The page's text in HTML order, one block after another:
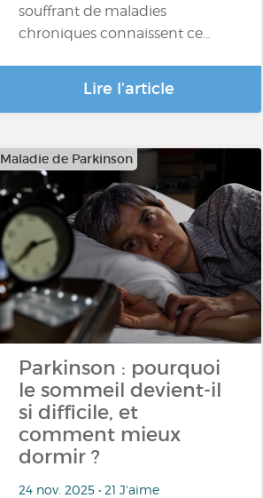
souffrant de maladies
chroniques connaissent ce…
Lire l'article
Maladie de Parkinson
Parkinson : pourquoi
le sommeil devient-il
si difficile, et
comment mieux
dormir ?
24 nov. 2025 • 21 J'aime